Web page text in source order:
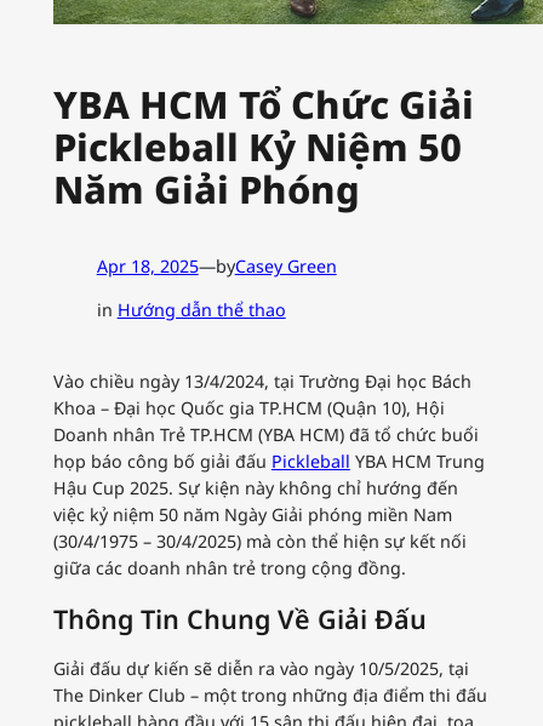
YBA HCM Tổ Chức Giải
Pickleball Kỷ Niệm 50
Năm Giải Phóng
Apr 18, 2025—byCasey Green
in Hướng dẫn thể thao
Vào chiều ngày 13/4/2024, tại Trường Đại học Bách
Khoa – Đại học Quốc gia TP.HCM (Quận 10), Hội
Doanh nhân Trẻ TP.HCM (YBA HCM) đã tổ chức buổi
họp báo công bố giải đấu Pickleball YBA HCM Trung
Hậu Cup 2025. Sự kiện này không chỉ hướng đến
việc kỷ niệm 50 năm Ngày Giải phóng miền Nam
(30/4/1975 – 30/4/2025) mà còn thể hiện sự kết nối
giữa các doanh nhân trẻ trong cộng đồng.
Thông Tin Chung Về Giải Đấu
Giải đấu dự kiến sẽ diễn ra vào ngày 10/5/2025, tại
The Dinker Club – một trong những địa điểm thi đấu